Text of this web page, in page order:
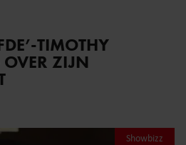
TIMOTHY
ZIJN
Showbizz